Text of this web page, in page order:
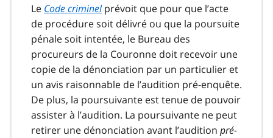
Le Code criminelprévoit que pour que l’acte
de procédure soit délivré ou que la poursuite
pénale soit intentée, le Bureau des
procureurs de la Couronne doit recevoir une
copie de la dénonciation par un particulier et
un avis raisonnable de l’audition pré-enquête.
De plus, la poursuivante est tenue de pouvoir
assister à l’audition. La poursuivante ne peut
retirer une dénonciation avant l’audition pré-